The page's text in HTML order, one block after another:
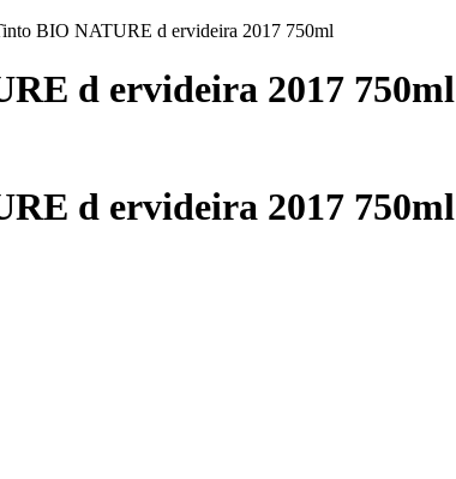
BIO NATURE d ervideira 2017 750ml
d ervideira 2017 750ml
d ervideira 2017 750ml